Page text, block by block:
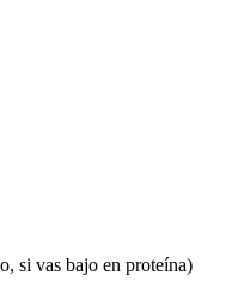
si vas bajo en proteína)